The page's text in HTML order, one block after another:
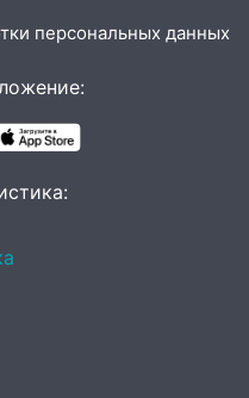
деревья,
крупный град:
на улице
улице
персональных данных